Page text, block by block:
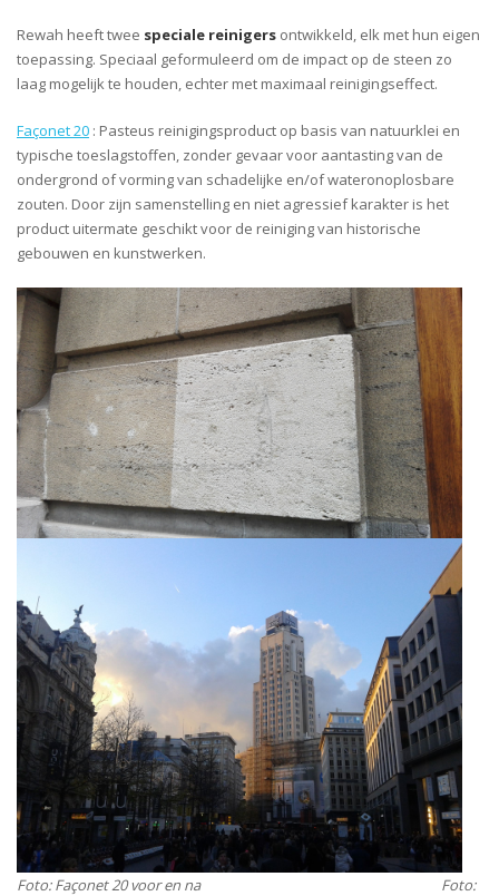
Rewah heeft twee speciale reinigers ontwikkeld, elk met hun eigen
toepassing. Speciaal geformuleerd om de impact op de steen zo
laag mogelijk te houden, echter met maximaal reinigingseffect.
Façonet 20 : Pasteus reinigingsproduct op basis van natuurklei en
typische toeslagstoffen, zonder gevaar voor aantasting van de
ondergrond of vorming van schadelijke en/of wateronoplosbare
zouten. Door zijn samenstelling en niet agressief karakter is het
product uitermate geschikt voor de reiniging van historische
gebouwen en kunstwerken.
Foto: Façonet 20 voor en na Foto: